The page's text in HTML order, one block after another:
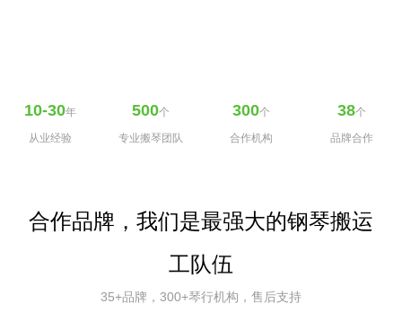
10-30年
从业经验
500个
专业搬琴团队
300个
合作机构
38个
品牌合作
合作品牌，我们是最强大的钢琴搬运
工队伍
35+品牌，300+琴行机构，售后支持